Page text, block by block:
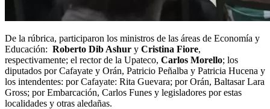
De la rúbrica, participaron los ministros de las áreas de Economía y
Educación: Roberto Dib Ashur y Cristina Fiore,
respectivamente; el rector de la Upateco, Carlos Morello; los
diputados por Cafayate y Orán, Patricio Peñalba y Patricia Hucena y
los intendentes: por Cafayate: Rita Guevara; por Orán, Baltasar Lara
Gross; por Embarcación, Carlos Funes y legisladores por estas
localidades y otras aledañas.